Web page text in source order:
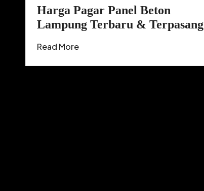
Harga Pagar Panel Beton
Lampung Terbaru & Terpasang
Read More